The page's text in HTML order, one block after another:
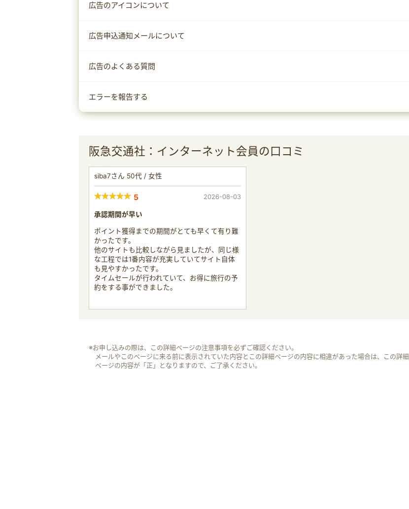
広告のアイコンについて
広告申込通知メールについて
広告のよくある質問
エラーを報告する
阪急交通社：インターネット会員の口コミ
siba7さん 50代 / 女性
5 2026-08-03
承認期間が早い
ポイント獲得までの期間がとても早くて有り難
かったです。
他のサイトも比較しながら見ましたが、同じ様
な工程では1番内容が充実していてサイト自体
も見やすかったです。
タイムセールが行われていて、お得に旅行の予
約をする事ができました。
※お申し込みの際は、この詳細ページの注意事項を必ずご確認ください。
メールやこのページに来る前に表示されていた内容とこの詳細ページの内容に相違があった場合は、この詳細
ページの内容が「正」となりますので、ご了承ください。